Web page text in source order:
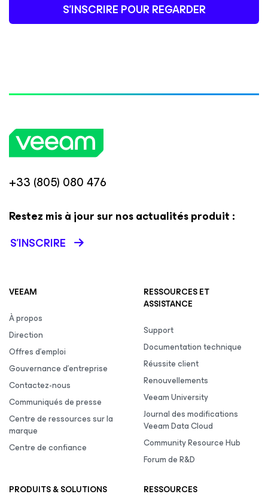
S’INSCRIRE POUR REGARDER
+33 (805) 080 476
Restez mis à jour sur nos actualités produit :
S’INSCRIRE
VEEAM
À propos
Direction
Offres d’emploi
Gouvernance d’entreprise
Contactez-nous
Communiqués de presse
Centre de ressources sur la
marque
Centre de confiance
RESSOURCES ET
ASSISTANCE
Support
Documentation technique
Réussite client
Renouvellements
Veeam University
Journal des modifications
Veeam Data Cloud
Community Resource Hub
Forum de R&D
PRODUITS & SOLUTIONS
RESSOURCES